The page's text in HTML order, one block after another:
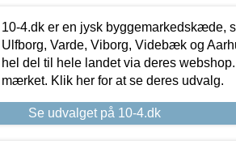
10-4.dk er en jysk byggemarkedskæde,
Ulfborg, Varde, Viborg, Videbæk og
hel del til hele landet via deres
mærket. Klik her for at se deres udvalg.
Se udvalget på 10-4.dk